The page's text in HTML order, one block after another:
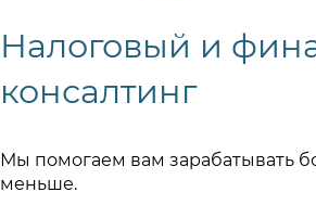
Налоговый и
консалтинг
Мы помогаем вам зарабатывать
меньше.